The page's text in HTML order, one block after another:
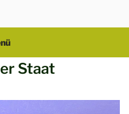
Staat